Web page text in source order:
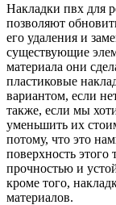
Накладки пвх для
позволяют
его удаления и
существующие
материала они
пластиковые
вариантом, если
также, если мы
уменьшить их
потому, что это
поверхность этого
прочностью и
кроме того,
материалов.